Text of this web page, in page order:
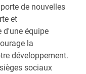
de nouvelles
et
d'une équipe
la
développement.
sociaux